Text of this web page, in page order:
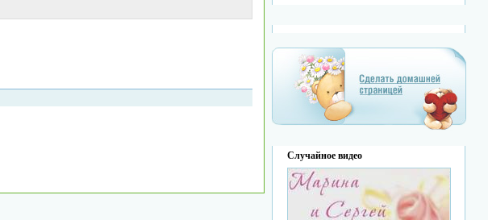
Случайное видео